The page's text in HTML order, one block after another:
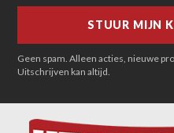
Geen spam. Alleen acties, nieuwe
Uitschrijven kan altijd.